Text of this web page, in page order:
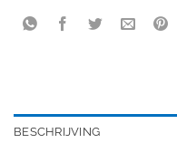
BESCHRIJVING